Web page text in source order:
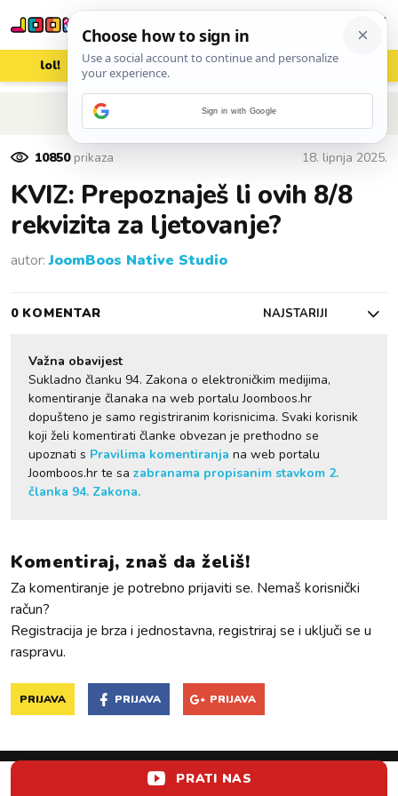
lol! aww vrh! woot?!
POVRATAK NA ČLANAK
10850prikaza 18. lipnja 2025.
KVIZ: Prepoznaješ li ovih 8/8
rekvizita za ljetovanje?
autor:JoomBoos Native Studio
0 KOMENTAR NAJSTARIJI
Važna obavijest
Sukladno članku 94. Zakona o elektroničkim medijima,
komentiranje članaka na web portalu Joomboos.hr
dopušteno je samo registriranim korisnicima. Svaki korisnik
koji želi komentirati članke obvezan je prethodno se
upoznati s Pravilima komentiranja na web portalu
Joomboos.hr te sa zabranama propisanim stavkom 2.
članka 94. Zakona.
Komentiraj, znaš da želiš!
Za komentiranje je potrebno prijaviti se. Nemaš korisnički
račun?
Registracija je brza i jednostavna, registriraj se i uključi se u
raspravu.
PRIJAVA PRIJAVA PRIJAVA
PRATI NAS
Sign in with Google